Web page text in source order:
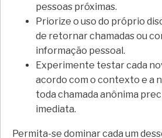
pessoas próximas.
Priorize o uso do próprio
de retornar chamadas ou
informação pessoal.
Experimente testar cada
acordo com o contexto e a
toda chamada anônima
imediata.
Permita-se dominar cada um